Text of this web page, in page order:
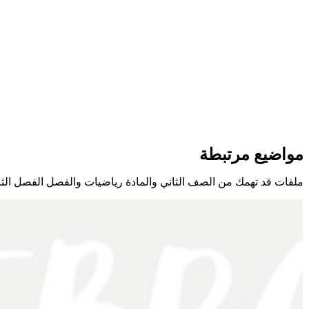
مواضيع مرتبطة
ملفات قد تهمك من الصف الثاني والمادة رياضيات والفصل الفصل